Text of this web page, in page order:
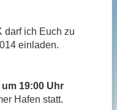
darf ich Euch zu
einladen.
19:00 Uhr
Hafen statt.